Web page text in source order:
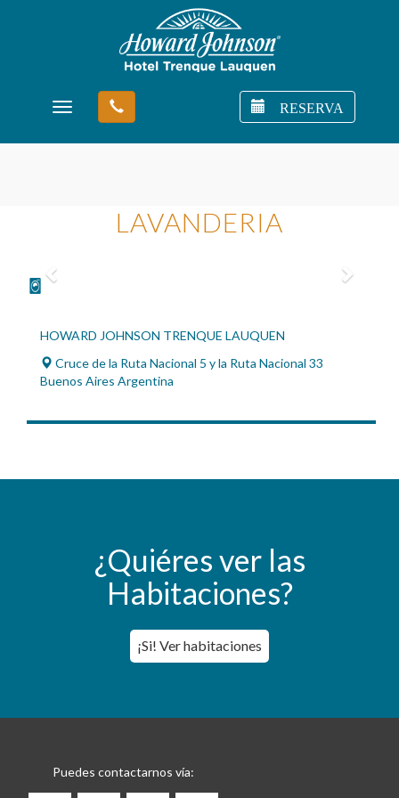
Toggle navigation RESERVA
LAVANDERIA
Previous Next
HOWARD JOHNSON TRENQUE LAUQUEN
Cruce de la Ruta Nacional 5 y la Ruta Nacional 33
Buenos Aires Argentina
¿Quiéres ver las
Habitaciones?
¡Si! Ver habitaciones
Puedes contactarnos vía: